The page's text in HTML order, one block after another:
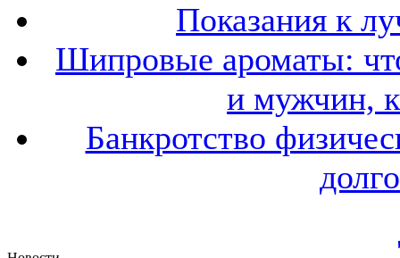
Показания к
Шипровые ароматы:
и мужчин,
Банкротство